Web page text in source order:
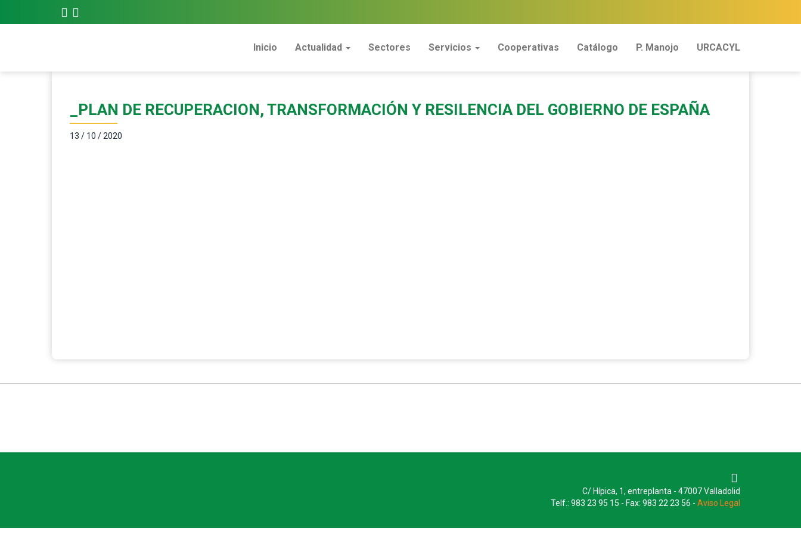
Inicio Actualidad Sectores Servicios Cooperativas Catálogo P. Manojo URCACYL
_PLAN DE RECUPERACION, TRANSFORMACIÓN Y RESILENCIA DEL GOBIERNO DE ESPAÑA
13 / 10 / 2020
C/ Hípica, 1, entreplanta - 47007 Valladolid
Telf.: 983 23 95 15 - Fax: 983 22 23 56 - Aviso Legal